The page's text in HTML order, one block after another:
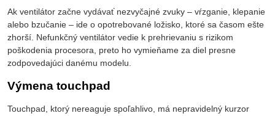
Ak ventilátor začne vydávať nezvyčajné zvuky – vŕzganie, klepanie
alebo bzučanie – ide o opotrebované ložisko, ktoré sa časom ešte
zhorší. Nefunkčný ventilátor vedie k prehrievaniu s rizikom
poškodenia procesora, preto ho vymieňame za diel presne
zodpovedajúci danému modelu.
Výmena touchpad
Touchpad, ktorý nereaguje spoľahlivo, má nepravidelný kurzor